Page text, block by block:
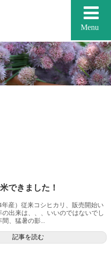
できました！
産）従来コシヒカリ、販売開始い
の出来は、、、いいのではないでし
間、猛暑の影...
記事を読む